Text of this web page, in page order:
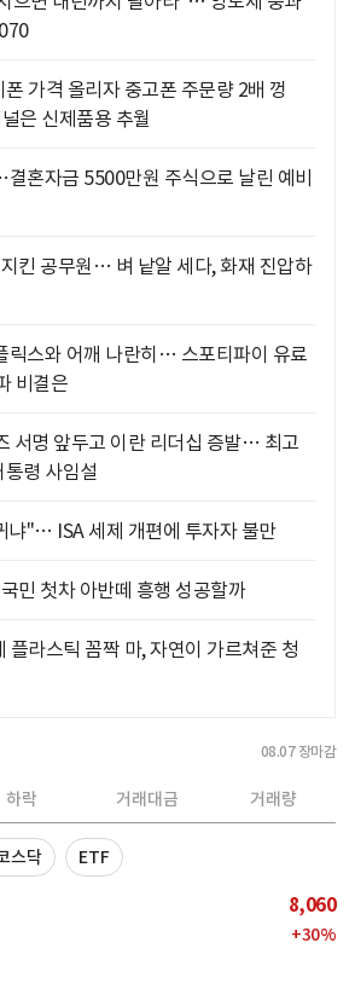
가격 올리자 중고폰 주문량 2배 껑
은 신제품용 추월
혼자금 5500만원 주식으로 날린 예비
킨 공무원… 벼 낱알 세다, 화재 진압하
릭스와 어깨 나란히… 스포티파이 유료
비결은
서명 앞두고 이란 리더십 증발… 최고
령 사임설
냐"… ISA 세제 개편에 투자자 불만
민 첫차 아반떼 흥행 성공할까
플라스틱 꼼짝 마, 자연이 가르쳐준 청
08.07 장마감
하락 거래대금 거래량
스닥 ETF
8,060
+30%